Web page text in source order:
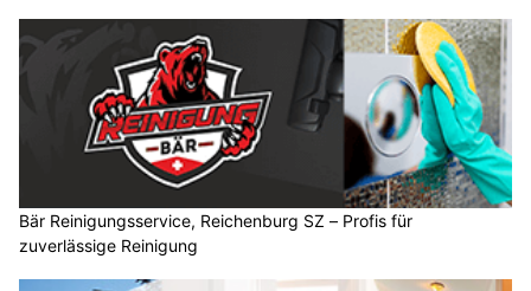
Bär Reinigungsservice, Reichenburg SZ – Profis für
zuverlässige Reinigung